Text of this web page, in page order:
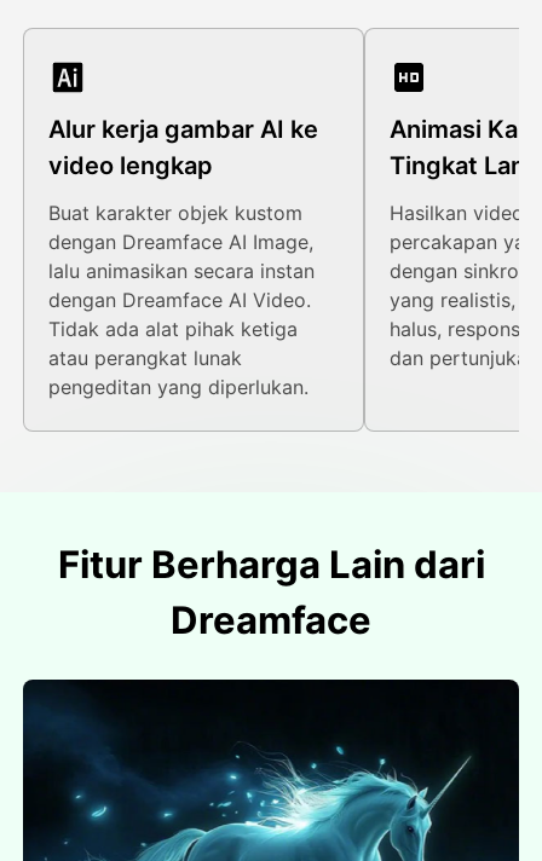
Alur kerja gambar AI ke
video lengkap
Buat karakter objek kustom
dengan Dreamface AI Image,
lalu animasikan secara instan
dengan Dreamface AI Video.
Tidak ada alat pihak ketiga
atau perangkat lunak
pengeditan yang diperlukan.
Animasi
Tingkat
Hasilkan video
percakapan
dengan
yang realistis,
halus, respons
dan
Fitur Berharga Lain dari
Dreamface